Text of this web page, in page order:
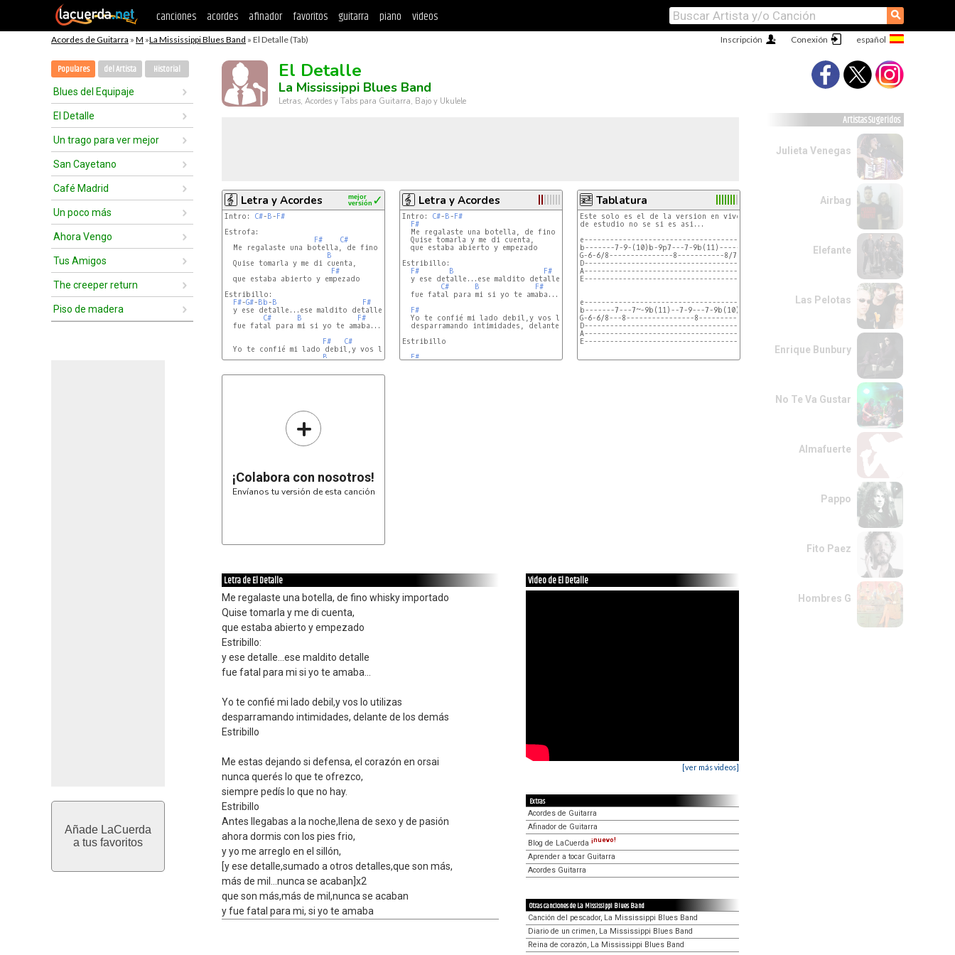
canciones acordes afinador favoritos guitarra piano videos ⚲
Acordes de Guitarra » M »La Mississippi Blues Band » El Detalle (Tab) Conexión
Inscripción
Populares del Artista Historial
Blues del Equipaje
El Detalle
Un trago para ver mejor
San Cayetano
Café Madrid
Un poco más
Ahora Vengo
Tus Amigos
The creeper return
Piso de madera
Añade LaCuerda
a tus favoritos
El Detalle
La Mississippi Blues Band
Letras, Acordes y Tabs para Guitarra, Bajo y Ukulele
Letra y Acordes ✓
mejor
versión
Intro: C#-B-F#
Estrofa:
F#
C#
F#
  Me regalaste una botella, de fino whisky importado
B
  Quise tomarla y me di cuenta,
F#
  que estaba abierto y empezado
Estribillo:
F#-G#-Bb-B
F#
  y ese detalle...ese maldito detalle
C#
B
F#
  fue fatal para mi si yo te amaba...
F#
C#
F#
  Yo te confié mi lado debil,y vos lo utilizas
B
Letra y Acordes
Intro: C#-B-F#
F#
  Me regalaste una botella, de fino whisky importado
  Quise tomarla y me di cuenta,
  que estaba abierto y empezado
Estribillo:
F#
B
F#
  y ese detalle...ese maldito detalle
C#
B
F#
  fue fatal para mi si yo te amaba...
F#
  Yo te confié mi lado debil,y vos lo utilizas
  desparramando intimidades, delante de los demás
Estribillo
F#
Tablatura
Este solo es el de la version en vivo, en el de version
de estudio no se si es asi...
e-----------------------------------------
b-------7-9-(10)b-9p7---7-9b(11)----------
G-6-6/8---------------8-----------8/7-6---
D-----------------------------------------
A-----------------------------------------
E-----------------------------------------
e--------------------------------------------------
b-------7---7~-9b(11)--7-9---7-9b(10)----7-9-9b(11)
G-6-6/8---8----------------8----------6-6----------
D--------------------------------------------------
A--------------------------------------------------
E--------------------------------------------------
+
¡Colabora con nosotros!
Envíanos tu versión de esta canción
Letra de El Detalle
Me regalaste una botella, de fino whisky importado
Quise tomarla y me di cuenta,
que estaba abierto y empezado
Estribillo:
y ese detalle...ese maldito detalle
fue fatal para mi si yo te amaba...
Yo te confié mi lado debil,y vos lo utilizas
desparramando intimidades, delante de los demás
Estribillo
Me estas dejando si defensa, el corazón en orsai
nunca querés lo que te ofrezco,
siempre pedís lo que no hay.
Estribillo
Antes llegabas a la noche,llena de sexo y de pasión
ahora dormis con los pies frio,
y yo me arreglo en el sillón,
[y ese detalle,sumado a otros detalles,que son más,
más de mil...nunca se acaban]x2
que son más,más de mil,nunca se acaban
y fue fatal para mi, si yo te amaba
Video de El Detalle
[ver más videos]
Extras
Acordes de Guitarra
Afinador de Guitarra
Blog de LaCuerda ¡nuevo!
Aprender a tocar Guitarra
Acordes Guitarra
Otras canciones de La Mississippi Blues Band
Canción del pescador, La Mississippi Blues Band
Diario de un crimen, La Mississippi Blues Band
Reina de corazón, La Mississippi Blues Band
Artistas Sugeridos
Julieta Venegas
Airbag
Elefante
Las Pelotas
Enrique Bunbury
No Te Va Gustar
Almafuerte
Pappo
Fito Paez
Hombres G